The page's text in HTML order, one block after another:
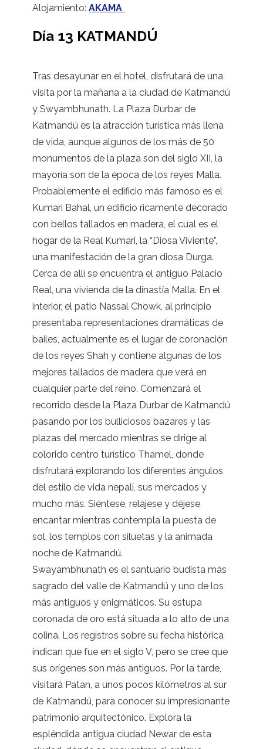
Alojamiento: AKAMA
Día 13 KATMANDÚ
Tras desayunar en el hotel, disfrutará de una
visita por la mañana a la ciudad de Katmandú
y Swyambhunath. La Plaza Durbar de
Katmandú es la atracción turística más llena
de vida, aunque algunos de los más de 50
monumentos de la plaza son del siglo XII, la
mayoría son de la época de los reyes Malla.
Probablemente el edificio más famoso es el
Kumari Bahal, un edificio ricamente decorado
con bellos tallados en madera, el cual es el
hogar de la Real Kumari, la “Diosa Viviente”,
una manifestación de la gran diosa Durga.
Cerca de allí se encuentra el antiguo Palacio
Real, una vivienda de la dinastía Malla. En el
interior, el patio Nassal Chowk, al principio
presentaba representaciones dramáticas de
bailes, actualmente es el lugar de coronación
de los reyes Shah y contiene algunas de los
mejores tallados de madera que verá en
cualquier parte del reino. Comenzará el
recorrido desde la Plaza Durbar de Katmandú
pasando por los bulliciosos bazares y las
plazas del mercado mientras se dirige al
colorido centro turístico Thamel, donde
disfrutará explorando los diferentes ángulos
del estilo de vida nepalí, sus mercados y
mucho más. Siéntese, relájese y déjese
encantar mientras contempla la puesta de
sol, los templos con siluetas y la animada
noche de Katmandú.
Swayambhunath es el santuario budista más
sagrado del valle de Katmandú y uno de los
más antiguos y enigmáticos. Su estupa
coronada de oro está situada a lo alto de una
colina. Los registros sobre su fecha histórica
indican que fue en el siglo V, pero se cree que
sus orígenes son más antiguos. Por la tarde,
visitará Patan, a unos pocos kilómetros al sur
de Katmandú, para conocer su impresionante
patrimonio arquitectónico. Explora la
espléndida antigua ciudad Newar de esta